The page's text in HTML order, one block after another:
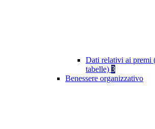
Dati relativi ai premi
tabelle) 3
Benessere organizzativo